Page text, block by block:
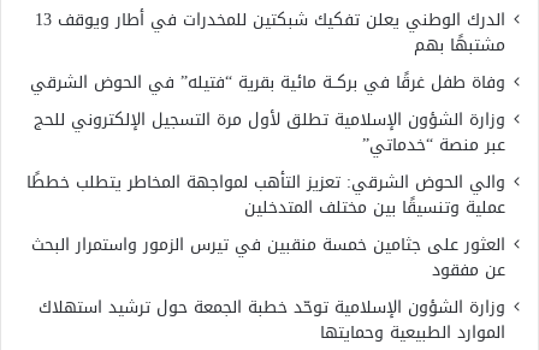
الدرك الوطني يعلن تفكيك شبكتين للمخدرات في أطار ويوقف 13
مشتبهًا بهم
وفاة طفل غرقًا في بركــة مائية بقرية “فتيله” في الحوض الشرقي
وزارة الشؤون الإسلامية تطلق لأول مرة التسجيل الإلكتروني للحج
عبر منصة “خدماتي”
والي الحوض الشرقي: تعزيز التأهب لمواجهة المخاطر يتطلب خططًا
عملية وتنسيقًا بين مختلف المتدخلين
العثور على جثامين خمسة منقبين في تيرس الزمور واستمرار البحث
عن مفقود
وزارة الشؤون الإسلامية توحّد خطبة الجمعة حول ترشيد استهلاك
الموارد الطبيعية وحمايتها